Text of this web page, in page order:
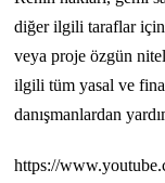
diğer ilgili taraflar
veya proje özgün
ilgili tüm yasal ve
danışmanlardan
https://